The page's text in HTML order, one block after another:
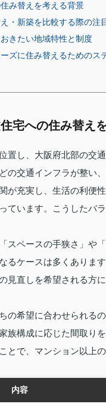
み替えを考える背景
・新築を比較する際の注
きたい地域特性と制度
ズに住み替えるためのス
宅への住み替え
置し、大阪府北部の交
の交通インフラが整い
が充実し、生活の利便
ています。こうしたバ
スペースの手狭さ」や
るケースは多くありま
見直しを希望される方
の希望に合わせられる
族構成に応じた間取り
とで、マンション以上
内容